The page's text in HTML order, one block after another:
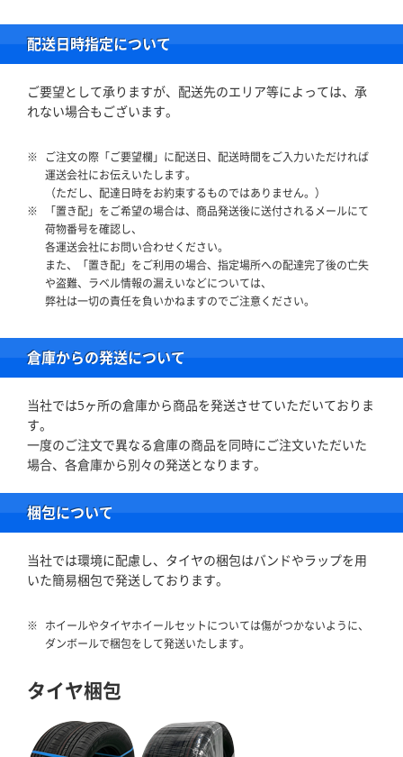
配送日時指定について
ご要望として承りますが、配送先のエリア等によっては、承
れない場合もございます。
ご注文の際「ご要望欄」に配送日、配送時間をご入力いただければ
運送会社にお伝えいたします。
（ただし、配達日時をお約束するものではありません。）
「置き配」をご希望の場合は、商品発送後に送付されるメールにて
荷物番号を確認し、
各運送会社にお問い合わせください。
また、「置き配」をご利用の場合、指定場所への配達完了後の亡失
や盗難、ラベル情報の漏えいなどについては、
弊社は一切の責任を負いかねますのでご注意ください。
倉庫からの発送について
当社では5ヶ所の倉庫から商品を発送させていただいておりま
す。
一度のご注文で異なる倉庫の商品を同時にご注文いただいた
場合、各倉庫から別々の発送となります。
梱包について
当社では環境に配慮し、タイヤの梱包はバンドやラップを用
いた簡易梱包で発送しております。
ホイールやタイヤホイールセットについては傷がつかないように、
ダンボールで梱包をして発送いたします。
タイヤ梱包